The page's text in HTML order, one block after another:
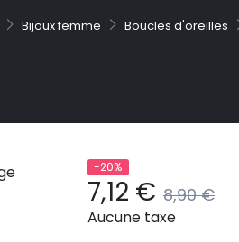
Bijoux femme Boucles d'oreilles
-20%
7,12 € 8,90 €
Aucune taxe